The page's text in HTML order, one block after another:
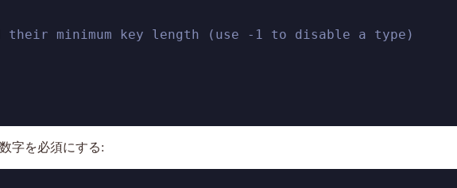
their minimum key length (use -1 to disable a type)
字を必須にする: